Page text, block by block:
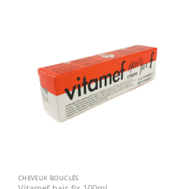
CHEVEUX BOUCLÉS